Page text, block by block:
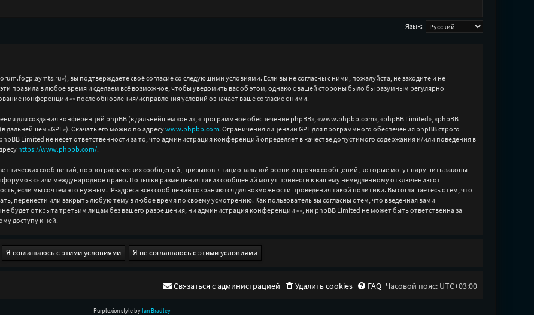
Язык:
вы подтверждаете своё согласие со следующими условиями. Если вы не согласны с ними, пожалуйста, не заходите и не
правила в любое время и сделаем всё возможное, чтобы уведомить вас об этом, однако с вашей стороны было бы разумным регулярно
конференции «» после обновления/исправления условий означает ваше согласие с ними.
для создания конференций phpBB (в дальнейшем «они», «программное обеспечение phpBB», «www.phpbb.com», «phpBB Limited», «phpBB
дальнейшем «GPL»). Скачать его можно по адресуwww.phpbb.com. Ограничения лицензии GPL для программного обеспечения phpBB строго
Limited не несёт ответственности за то, что администрация конференций определяет в качестве допустимого содержания и/или поведения в
https://www.phpbb.com/.
сообщений, порнографических сообщений, призывов к национальной розни и прочих сообщений, которые могут нарушить законы
форумов «» или международное право. Попытки размещения таких сообщений могут привести к вашему немедленному отключению от
если мы сочтём это нужным. IP-адреса всех сообщений сохраняются для возможности проведения такой политики. Вы соглашаетесь с тем, что
перенести или закрыть любую тему в любое время по своему усмотрению. Как пользователь вы согласны с тем, что введённая вами
будет открыта третьим лицам без вашего разрешения, ни администрация конференции «», ни phpBB Limited не может быть ответственна за
доступу к ней.
Часовой пояс: UTC+03:00
FAQ
Удалить cookies
Связаться с администрацией
Purplexion style by Ian Bradley